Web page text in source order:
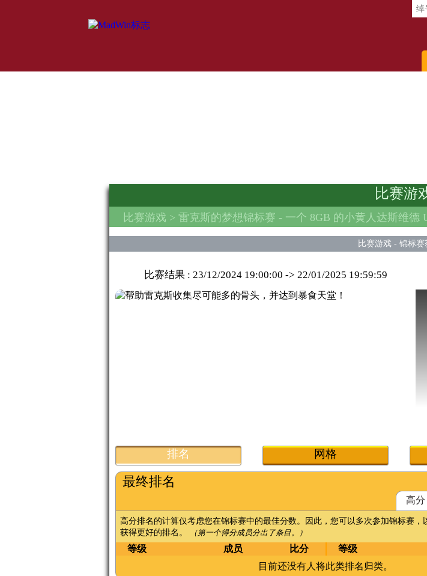
比赛游
比赛游戏 > 雷克斯的梦想锦标赛 - 一个 8GB 的小黄人达斯维德
比赛游戏- 锦标赛
比赛结果 :23/12/2024 19:00:00 ->22/01/2025 19:59:59
排名 网格
最终排名
高分
高分排名的计算仅考虑您在锦标赛中的最佳分数。因此，您可以多次参加锦标赛，
获得更好的排名。
（第一个得分成员分出了条目。）
等级 成员 比分 等级
目前还没有人将此类排名归类。